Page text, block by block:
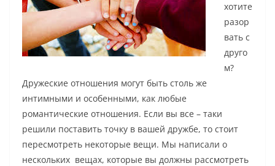
хотите
разор
вать с
друго
м?
Дружеские отношения могут быть столь же
интимными и особенными, как любые
романтические отношения. Если вы все – таки
решили поставить точку в вашей дружбе, то стоит
пересмотреть некоторые вещи. Мы написали о
нескольких вещах, которые вы должны рассмотреть